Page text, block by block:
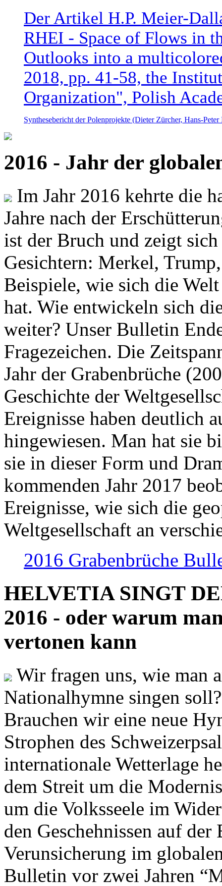
Der Artikel H.P. Meier-
RHEI - Space of Flows in
Outlooks into a
2018, pp. 41-58, the
Organization", Polish
Synthesebericht der Polenprojekte (Dieter Zürcher, Hans-
2016 - Jahr der
Im Jahr 2016 kehrte die
Jahre nach der
ist der Bruch und zeigt
Gesichtern: Merkel,
Beispiele, wie sich die
hat. Wie entwickeln sich
weiter? Unser Bulletin
Fragezeichen. Die
Jahr der Grabenbrüche
Geschichte der
Ereignisse haben deutlich
hingewiesen. Man hat sie
sie in dieser Form und
kommenden Jahr 2017
Ereignisse, wie sich die
Weltgesellschaft an
2016 Grabenbrüche
HELVETIA SINGT
2016 - oder warum
vertonen kann
Wir fragen uns, wie man
Nationalhymne singen
Brauchen wir eine neue
Strophen des
internationale Wetterlage
dem Streit um die
um die Volksseele im
den Geschehnissen auf
Verunsicherung im
Bulletin vor zwei Jahren